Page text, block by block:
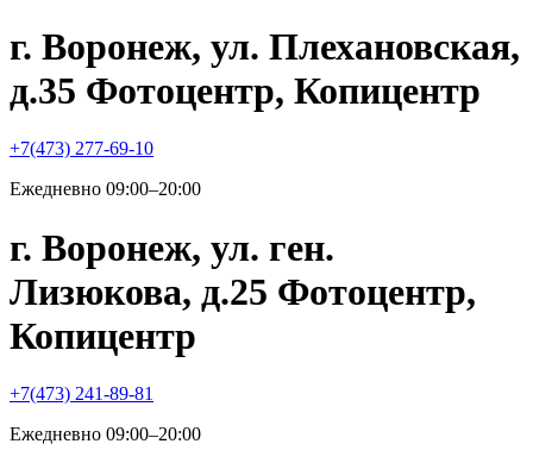
г. Воронеж, ул. Плехановская,
д.35 Фотоцентр, Копицентр
+7(473) 277-69-10
Ежедневно 09:00–20:00
г. Воронеж, ул. ген.
Лизюкова, д.25 Фотоцентр,
Копицентр
+7(473) 241-89-81
Ежедневно 09:00–20:00